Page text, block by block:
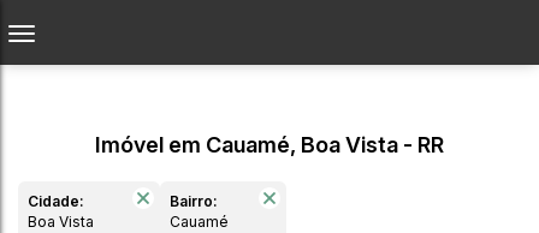
Imóvel em Cauamé, Boa Vista - RR
Cidade:
Boa Vista
Bairro:
Cauamé